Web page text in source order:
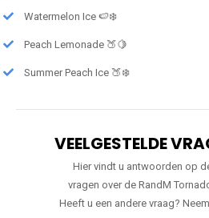
Watermelon Ice 🍉❄️
Peach Lemonade 🍑🍋
Summer Peach Ice 🍑❄️
VEELGESTELDE
Hier vindt u antwoorden op
vragen over de RandM
Heeft u een andere vraag?